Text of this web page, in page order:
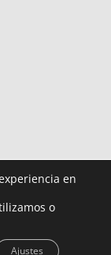
reservados.
en
o
Ajustes